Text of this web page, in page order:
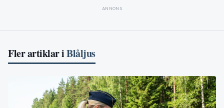
ANNONS
Fler artiklar iBlåljus